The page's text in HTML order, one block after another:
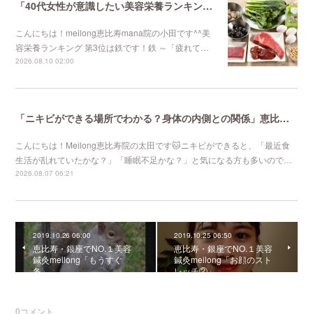
「40代女性が意識したい美容栄養ランキング 第3位」不妊鍼灸と妊活鍼灸が得意のmeilong
こんにちは！meilong恵比寿mana院の小田です^^美
容栄養ランキング 第3位は鉄です！鉄 ～「疲れて…
2026.08.10 02:00
「ニキビができる場所でわかる？身体の内側との関係」恵比寿で口コミNo 1美容鍼灸ならmeilong
こんにちは！Meilong恵比寿院の太田です🐱ニキビができると、「最近食
生活が乱れていたかな？」「睡眠不足かな？」と気になる方も多いので…
2026.08.07 06:21
2019.10.26 06:00
恵比寿・銀座でNO.１美容
鍼灸meilong「もうすぐ
冬」
2019.10.25 06:50
恵比寿・銀座でNO.１美容
鍼灸meilong「お顔のスト
レッチ②」
0コメント